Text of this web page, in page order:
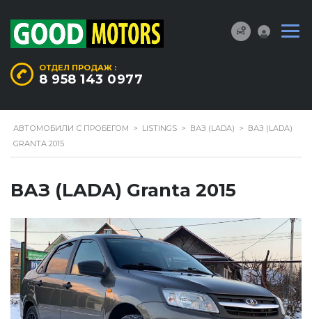
ОТДЕЛ ПРОДАЖ :
8 958 143 0977
АВТОМОБИЛИ С ПРОБЕГОМ > LISTINGS > ВАЗ (LADA) > ВАЗ (LADA)
GRANTA 2015
ВАЗ (LADA) Granta 2015